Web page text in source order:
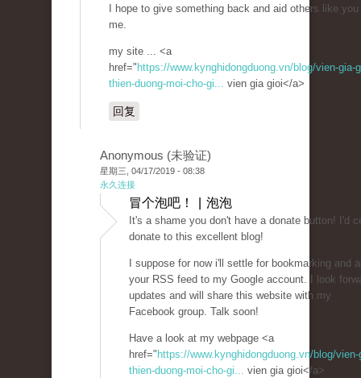
I hope to give something back and aid others like you
me.
my site ... <a
href=" https://www.kynghidongduong.vn/blog/vien-gia-
thien-duong-moi-cho-gi... vien gia gioi</a>
回复
Anonymous (未验证)
星期三, 04/17/2019 - 08:38
永久连接
冒个泡吧！ | 泡泡
It's a shame you don't have a donate button! I'd
donate to this excellent blog!
I suppose for now i'll settle for bookmarking and
your RSS feed to my Google account. I look
updates and will share this website with my
Facebook group. Talk soon!
Have a look at my webpage <a
href=" https://www.kynghidongduong.vn/blog/vien-
thien-duong-moi-cho-gi... vien gia gioi</a>